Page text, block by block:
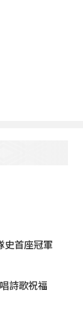
史首座冠軍
詩歌祝福